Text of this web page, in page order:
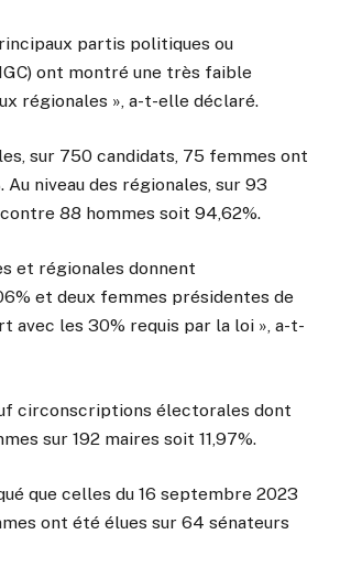
partis politiques ou
ont montré une très faible
régionales », a-t-elle déclaré.
sur 750 candidats, 75 femmes ont
niveau des régionales, sur 93
88 hommes soit 94,62%.
et régionales donnent
et deux femmes présidentes de
avec les 30% requis par la loi », a-t-
circonscriptions électorales dont
sur 192 maires soit 11,97%.
que celles du 16 septembre 2023
ont été élues sur 64 sénateurs